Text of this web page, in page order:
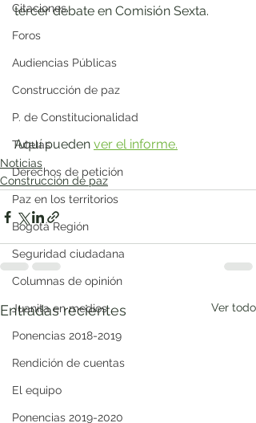
Citaciones
Foros
Audiencias Públicas
Construcción de paz
P. de Constitucionalidad
Tutelas
Derechos de petición
Paz en los territorios
Bogotá Región
Seguridad ciudadana
Columnas de opinión
Juanita en medios
Ponencias 2018-2019
Rendición de cuentas
El equipo
Ponencias 2019-2020
tercer debate en Comisión Sexta.
Aquí pueden ver el informe.
Noticias
Construcción de paz
Entradas recientes Ver todo